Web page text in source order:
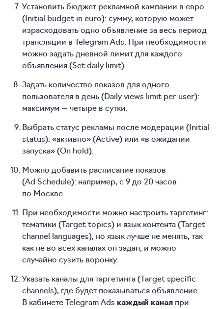
Установить бюджет рекламной кампании в евро
(Initial budget in euro): сумму, которую может
израсходовать одно объявление за весь период
трансляции в Telegram Ads. При необходимости
можно задать дневной лимит для каждого
объявления (Set daily limit).
Задать количество показов для одного
пользователя в день (Daily views limit per user):
максимум — четыре в сутки.
Выбрать статус рекламы после модерации (Initial
status): «активно» (Active) или «в ожидании
запуска» (On hold).
Можно добавить расписание показов
(Ad Schedule): например, с 9 до 20 часов
по Москве.
При необходимости можно настроить таргетинг:
тематики (Target topics) и язык контента (Target
channel languages), но язык лучше не менять, так
как не во всех каналах он задан, и можно
случайно сузить воронку.
Указать каналы для таргетинга (Target specific
channels), где будет показываться объявление.
В кабинете Telegram Ads каждый канал при